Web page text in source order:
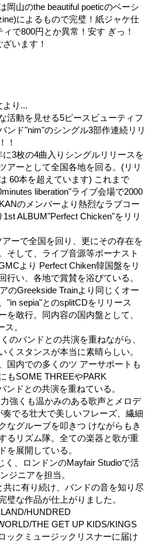
岡山のthe beautiful poeticのベーシ
によるもので完璧！紙ジャケ仕
で800円とか異常！安す ぎっ！
います！
より...
活動を見せる5ピースビューティフ
ンド"nim"のシングル3部作連続リリ
ス！！
3枚の4曲入りシングルリリースを
アーとして全国各地を回る。(リリ
60本を超えています) これまで
liberation"ライブ会場で2000
のメンバーより熱烈なラブコー
ALBUM"Perfect Chicken"をリリ
ーで全国を回り、更にその存在を
そして、ライブ音源等ボーナスト
より Perfect Chiken韓国盤をリ
行い、各地で賞賛を浴びている。
のGreekside Trainより同じくオー
"in sepia"とのsplitCDをリリース
を敢行。同内容の国内盤として、
。
のバンドとの共演を重ねながら、
くスタンスが本当に素晴らしい。
国内での多くのツ アーサポートも
もSOME THREEやPARK
ンドとの共演を重ねている。
強くも温かみのある歌声とメロデ
でる壮大で美しいフレーズ、繊細
なグルーブを叩きつ けながらもき
るリズム隊。全ての楽器と歌が重
を展開している。
く、ロンドンのMayfair Studioで活
ジニアを担当。
共に有り続け、バンドの音を知り尽
完璧な作品が仕上がりました。
HUNDRED
THE GET UP KIDS/KINGS
ックミュージックリスナーに届け